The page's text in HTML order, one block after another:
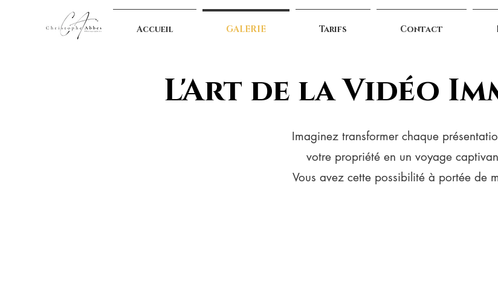
Accueil GALERIE Tarifs Contact
L'Art de la Vidéo
Imaginez transformer chaque
votre propriété en un voyage
Vous avez cette possibilité à portée de